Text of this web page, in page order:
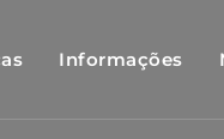
Informações